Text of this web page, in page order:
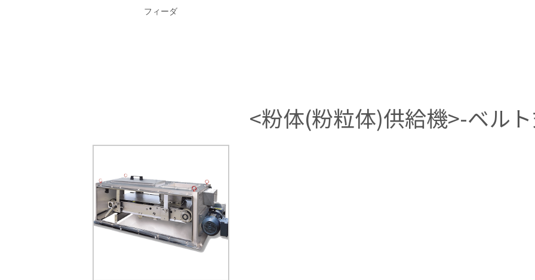
フィーダ
<粉体(粉粒体)供給機>-ベル